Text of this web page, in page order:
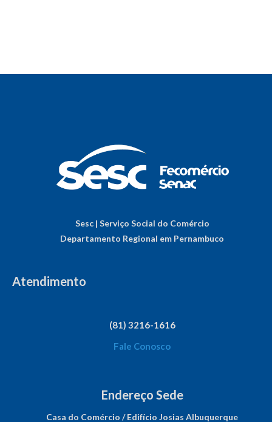
Sesc | Serviço Social do Comércio
Departamento Regional em Pernambuco
Atendimento
(81) 3216-1616
Fale Conosco
Endereço Sede
Casa do Comércio / Edifício Josias Albuquerque